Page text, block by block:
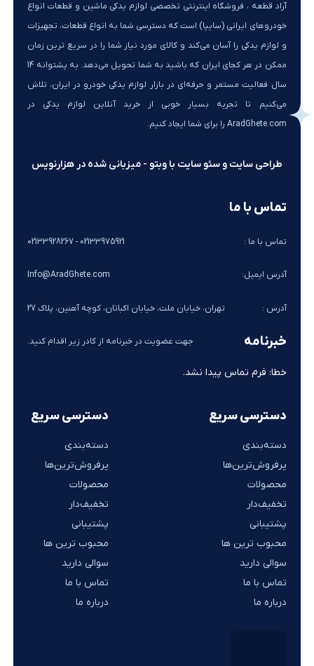
آراد قطعه ، فروشگاه اینترنتی تخصصی لوازم یدکی ماشین و قطعات انواع
خودروهای ایرانی (سایپا) است که دسترسی شما به انواع قطعات، تجهیزات
و لوازم یدکی را آسان می‌کند و کالای مورد نیاز شما را در سریع ترین زمان
ممکن در هر کجای ایران که باشید به شما تحویل می‌دهد. به پشتوانه 14
سال فعالیت مستمر و حرفه‌ای در بازار لوازم یدکی خودرو در ایران، تلاش
می‌کنیم تا تجربه بسیار خوبی از خرید آنلاین لوازم یدکی در
AradGhete.com را برای شما ایجاد کنیم.
دسترسی سریع
دسته‌بندی
پرفروش‌ترین‌ها
محصولات
تخفیف‌دار
پشتیبانی
محبوب ترین ها
سوالی دارید
تماس با ما
درباره ما
تماس با ما
تماس با ما : 02133975921 - 02133928267
آدرس ایمیل: Info@AradGhete.com
آدرس : تهران، خیابان ملت، خیابان اکباتان، کوچه آهنین، پلاک 27
خبرنامه جهت عضویت در خبرنامه از کادر زیر اقدام کنید.
خطا: فرم تماس پیدا نشد.
دسترسی سریع
دسته‌بندی
پرفروش‌ترین‌ها
محصولات
تخفیف‌دار
پشتیبانی
محبوب ترین ها
سوالی دارید
تماس با ما
درباره ما
طراحی سایت و سئو سایت با وبتو - میزبانی شده در هزارنویس